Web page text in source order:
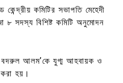
কমিটির সভাপতি মেহেদী
৮ সদস্য বিশিষ্ট কমিটি অনুমোদন
বদরুল আলম’কে যুগ্ম আহবায়ক ও
হয়।